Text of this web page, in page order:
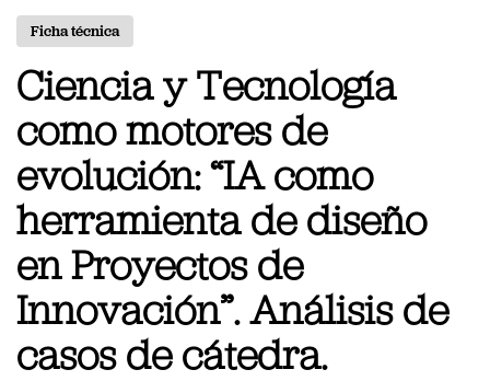
Ficha técnica
Ciencia y Tecnología
como motores de
evolución: “IA como
herramienta de diseño
en Proyectos de
Innovación”. Análisis de
casos de cátedra.